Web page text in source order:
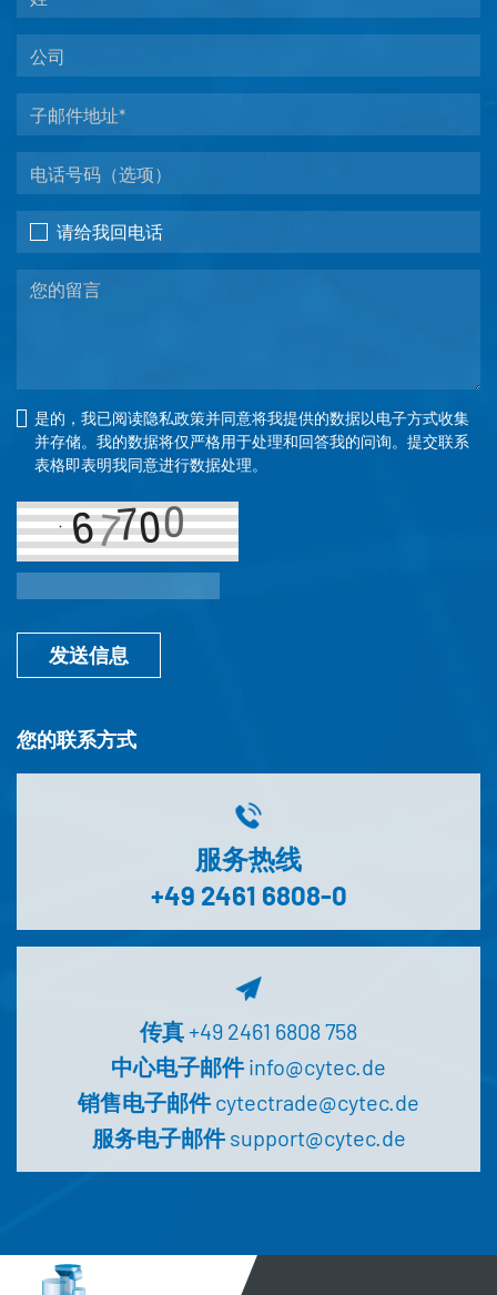
请给我回电话
您的联系方式
服务热线
+49 2461 6808-0
传真+49 2461 6808 758
中心电子邮件 info@cytec.de
销售电子邮件 cytectrade@cytec.de
服务电子邮件 support@cytec.de
是的，我已阅读隐私政策并同意将我提供的数据以电子方式收集
并存储。我的数据将仅严格用于处理和回答我的问询。提交联系
表格即表明我同意进行数据处理。
发送信息